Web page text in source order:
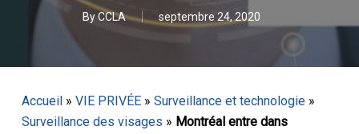
ByCCLA septembre 24, 2020
Accueil» VIE PRIVÉE» Surveillance et technologie»
Surveillance des visages » Montréal entre dans